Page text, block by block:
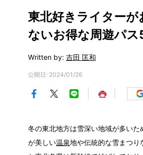
東北好きライター
ないお得な周遊パス
Written by: 吉田 匡和
公開日: 2024/01/26
冬の東北地方は雪深い地域が多い
が美しい温泉地や伝統的な雪まつり